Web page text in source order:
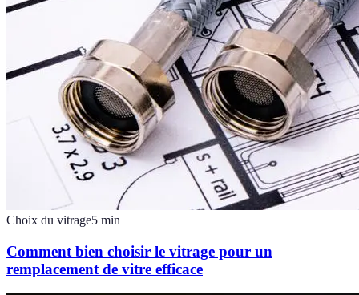
Choix du vitrage5 min
Comment bien choisir le vitrage pour un
remplacement de vitre efficace